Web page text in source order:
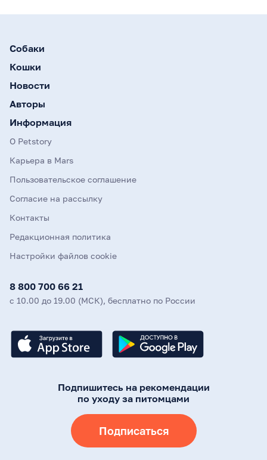
Собаки
Кошки
Новости
Авторы
Информация
О Petstory
Карьера в Mars
Пользовательское соглашение
Согласие на рассылку
Контакты
Редакционная политика
Настройки файлов cookie
8 800 700 66 21
с 10.00 до 19.00 (МСК), бесплатно по России
Подпишитесь на рекомендации
по уходу за питомцами
Подписаться